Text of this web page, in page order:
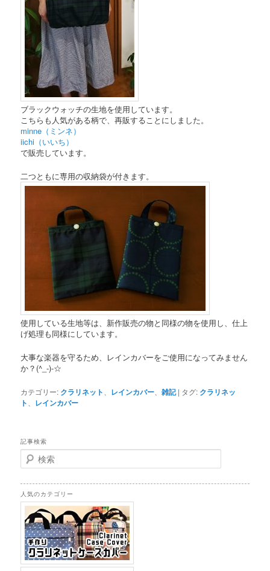
ブラックウォッチの生地を使用しています。
こちらも人気がある柄で、再販することにしました。
minne（ミンネ）
iichi（いいち）
で販売しています。
二つともに専用の収納袋が付きます。
使用している生地等は、新作販売の物と同様の物を使用し、仕上
げ処理も同様にしています。
大事な楽器を守るため、レインカバーをご使用になってみません
か？(^_-)-☆
カテゴリー: クラリネット レインカバー 、雑記 | タグ: クラリネッ
ト
レインカバー
記事検索
検
索
人気のカテゴリー